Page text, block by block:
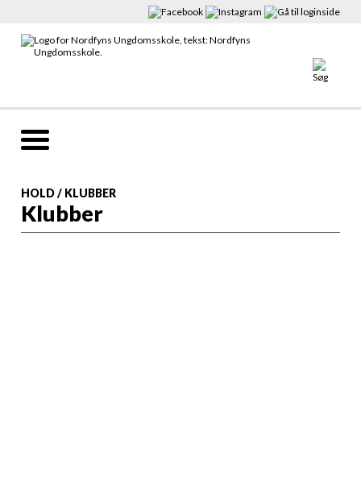
HOLD/ KLUBBER
Klubber